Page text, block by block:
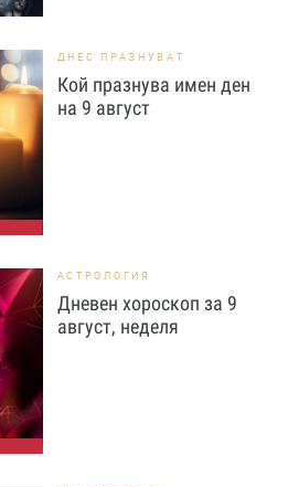
ДНЕС ПРАЗНУВАТ
Кой празнува имен ден
на 9 август
АСТРОЛОГИЯ
Дневен хороскоп за 9
август, неделя